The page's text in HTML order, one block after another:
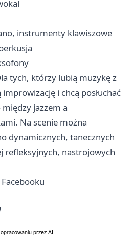
instrumenty klawiszowe
tych, którzy lubią muzykę z
i chcą posłuchać
między jazzem a
Na scenie można
dynamicznych, tanecznych
refleksyjnych, nastrojowych